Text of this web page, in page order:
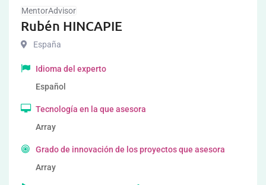
MentorAdvisor
Rubén HINCAPIE
España
Idioma del experto
Español
Tecnología en la que asesora
Array
Grado de innovación de los proyectos que asesora
Array